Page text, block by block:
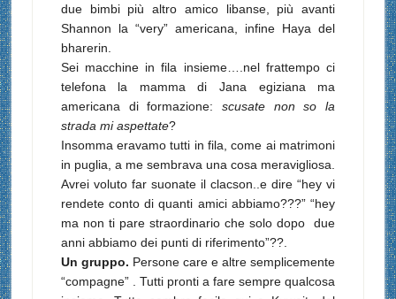
due bimbi più altro amico libanse, più avanti
Shannon la “very” americana, infine Haya del
bharerin.
Sei macchine in fila insieme….nel frattempo ci
telefona la mamma di Jana egiziana ma
americana di formazione: scusate non so la
strada mi aspettate?
Insomma eravamo tutti in fila, come ai matrimoni
in puglia, a me sembrava una cosa meravigliosa.
Avrei voluto far suonate il clacson..e dire “hey vi
rendete conto di quanti amici abbiamo???”“hey
ma non ti pare straordinario che solo dopo due
anni abbiamo dei punti di riferimento”??.
Un gruppo. Persone care e altre semplicemente
“compagne” . Tutti pronti a fare sempre qualcosa